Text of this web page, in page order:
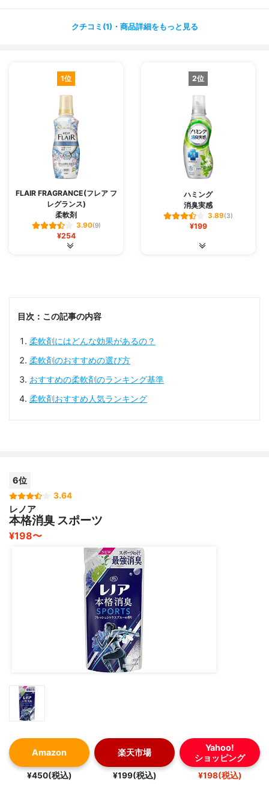
クチコミ(1)・商品詳細をもっと見る
1位
FLAIR FRAGRANCE(フレア フ
レグランス)
柔軟剤
3.90(9)
¥254
2位
ハミング
消臭実感
3.89(3)
¥199
目次：この記事の内容
柔軟剤にはどんな効果があるの？
柔軟剤のおすすめの選び方
おすすめの柔軟剤のランキング基準
柔軟剤おすすめ人気ランキング
6位
3.64
レノア
本格消臭 スポーツ
¥198〜
Amazon
¥450(税込)
楽天市場
¥199(税込)
Yahoo!
ショッピング
¥198(税込)